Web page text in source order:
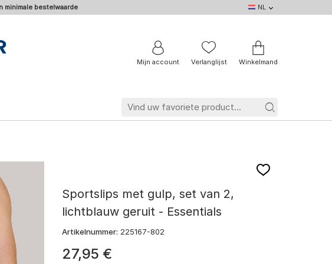
minimale bestelwaarde
NL
DE
NL
BE
FR
Mijn account Verlanglijst Winkelmand
Sportslips met gulp, set van 2,
lichtblauw geruit - Essentials
Artikelnummer: 225167-802
27,95 €